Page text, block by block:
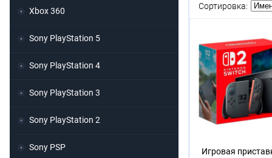
Сортировка:
Игровая
Xbox 360
Sony PlayStation 5
Sony PlayStation 4
Sony PlayStation 3
Sony PlayStation 2
Sony PSP